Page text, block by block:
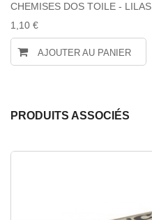
CHEMISES DOS TOILE - LILAS
1,10 €
AJOUTER AU PANIER
PRODUITS ASSOCIÉS